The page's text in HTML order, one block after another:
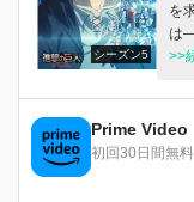
シーズン5
を
は
真
で
壁
見
度
ウ
>>
Prime Video
初回30日間無料